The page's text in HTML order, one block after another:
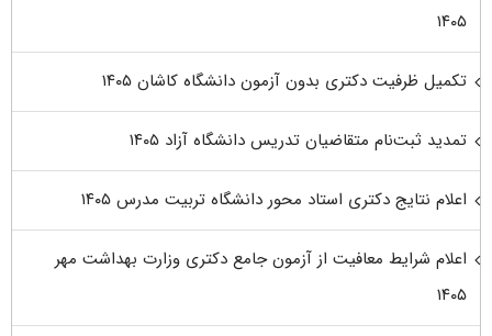
۱۴۰۵
تکمیل ظرفیت دکتری بدون آزمون دانشگاه کاشان ۱۴۰۵
تمدید ثبت‌نام متقاضیان تدریس دانشگاه آزاد ۱۴۰۵
اعلام نتایج دکتری استاد محور دانشگاه تربیت مدرس ۱۴۰۵
اعلام شرایط معافیت از آزمون جامع دکتری وزارت بهداشت مهر
۱۴۰۵